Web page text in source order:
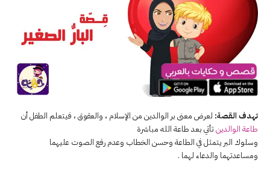
تهدف القصة: لعرض معنى بر الوالدين من الإسلام ، والعقوق ، فيتعلم الطفل أن
طاعة الوالدينتأتي بعد طاعة الله مباشرة
وسلوك البر يتمثل في الطاعة وحسن الخطاب وعدم رفع الصوت عليهما
ومساعدتهما والدعاء لهما .